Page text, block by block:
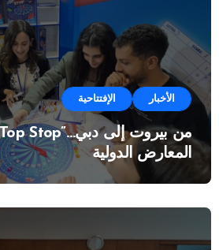
الأخبار الإفتتاحية
المعارض الدولية